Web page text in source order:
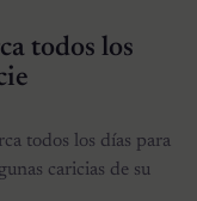
todos los
todos los días para
caricias de su